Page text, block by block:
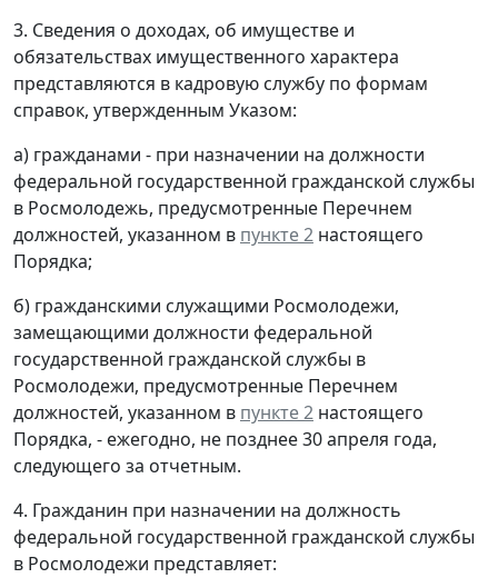
3. Сведения о доходах, об имуществе и
обязательствах имущественного характера
представляются в кадровую службу по формам
справок, утвержденным Указом:
а) гражданами - при назначении на должности
федеральной государственной гражданской службы
в Росмолодежь, предусмотренные Перечнем
должностей, указанном в пункте 2 настоящего
Порядка;
б) гражданскими служащими Росмолодежи,
замещающими должности федеральной
государственной гражданской службы в
Росмолодежи, предусмотренные Перечнем
должностей, указанном в пункте 2 настоящего
Порядка, - ежегодно, не позднее 30 апреля года,
следующего за отчетным.
4. Гражданин при назначении на должность
федеральной государственной гражданской службы
в Росмолодежи представляет: